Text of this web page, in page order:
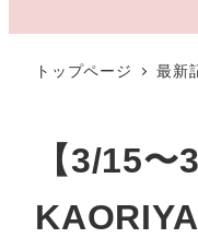
トップページ 最新
【3/15